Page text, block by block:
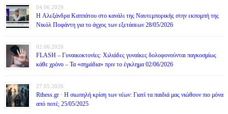
04.06.2026
H Αλεξάνδρα Καππάτου στο κανάλι της Ναυτεμπορικής στην εκπομπή της
Νικόλ Ποφάντη για το άγχος των εξετάσεων 28/05/2026
02.06.2026
FLASH – Γυναικοκτονίες: Χιλιάδες γυναίκες δολοφονούνται παγκοσμίως
κάθε χρόνο – Τα «σημάδια» πριν το έγκλημα 02/06/2026
27.05.2026
Rthess.gr · Η σιωπηλή κρίση των νέων: Γιατί τα παιδιά μας νιώθουν πιο μόνα
από ποτέ; 25/05/2025